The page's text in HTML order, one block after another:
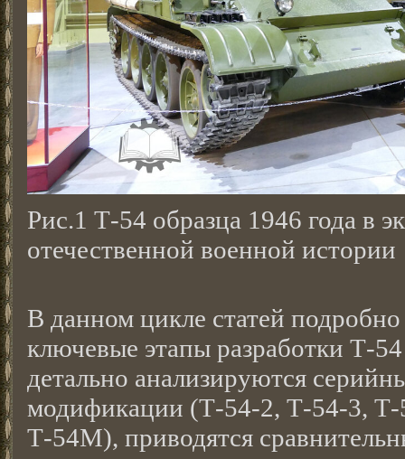
Рис.1 Т-54 образца 1946 года в
отечественной военной истории
В данном цикле статей
ключевые этапы разработки Т-
детально анализируются
модификации (Т-54-2, Т-54-3,
Т-54М), приводятся